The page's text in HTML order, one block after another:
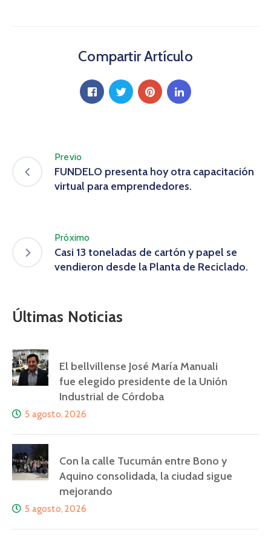
Compartir Artículo
Previo
FUNDELO presenta hoy otra capacitación
virtual para emprendedores.
Próximo
Casi 13 toneladas de cartón y papel se
vendieron desde la Planta de Reciclado.
Últimas Noticias
El bellvillense José María Manuali
fue elegido presidente de la Unión
Industrial de Córdoba
5 agosto, 2026
Con la calle Tucumán entre Bono y
Aquino consolidada, la ciudad sigue
mejorando
5 agosto, 2026